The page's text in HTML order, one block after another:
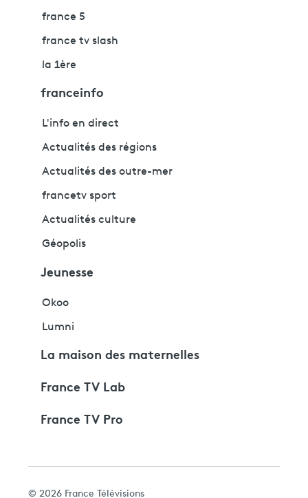
france 5
france tv slash
la 1ère
franceinfo
L'info en direct
Actualités des régions
Actualités des outre-mer
francetv sport
Actualités culture
Géopolis
Jeunesse
Okoo
Lumni
La maison des maternelles
France TV Lab
France TV Pro
© 2026 France Télévisions